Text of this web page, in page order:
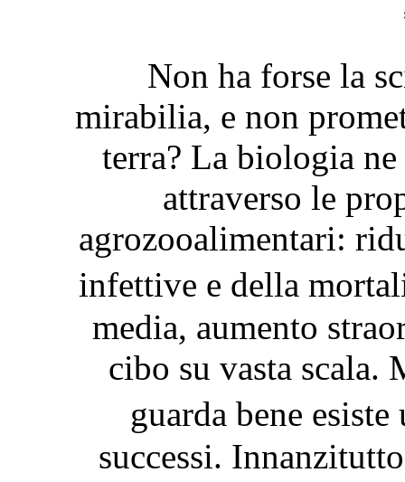
Non ha forse la
mirabilia, e non
terra? La biologia
attraverso le
agrozooalimentari:
infettive e della
media, aumento
cibo su vasta scala.
guarda bene
successi.